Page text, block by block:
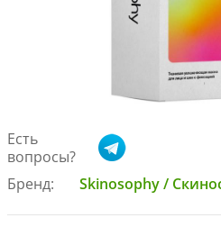
Есть
вопросы?
Бренд:
Skinosophy /